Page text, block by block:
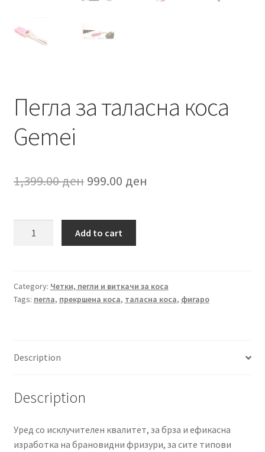
Пегла за таласна коса
Gemei
1,399.00ден Original
was:
1,399.00 ден.
999.00 ден
Gemei
quantity
Add to cart
Category: Четки, пегли и виткачи за коса
Tags: пегла, прекршена коса, таласна коса, фигаро
Description
Description
Уред со исклучителен квалитет, за брза и ефикасна
изработка на брановидни фризури, за сите типови